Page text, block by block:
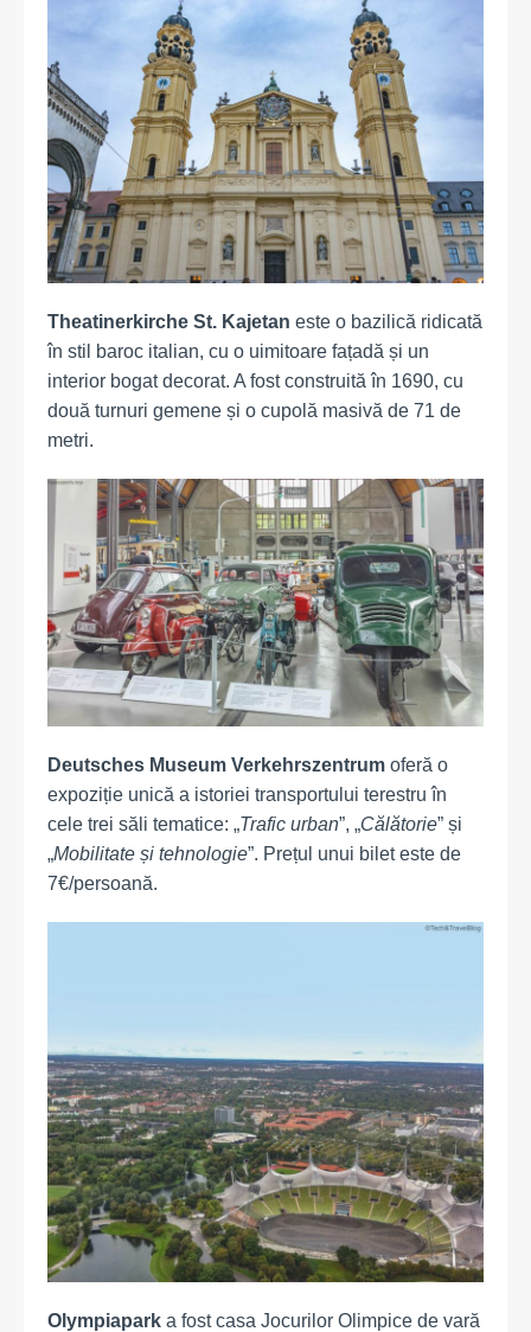
Theatinerkirche St. Kajetan este o bazilică ridicată
în stil baroc italian, cu o uimitoare fațadă și un
interior bogat decorat. A fost construită în 1690, cu
două turnuri gemene și o cupolă masivă de 71 de
metri.
Deutsches Museum Verkehrszentrum oferă o
expoziție unică a istoriei transportului terestru în
cele trei săli tematice: „Trafic urban”, „Călătorie” și
„Mobilitate și tehnologie”. Prețul unui bilet este de
7€/persoană.
Olympiapark a fost casa Jocurilor Olimpice de vară